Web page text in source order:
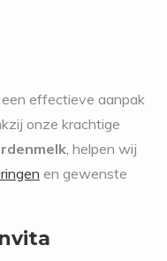
effectieve aanpak
onze krachtige
, helpen wij
en gewenste